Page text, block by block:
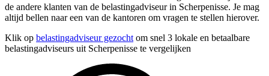
de andere klanten van de belastingadviseur in Scherpenisse. Je mag
altijd bellen naar een van de kantoren om vragen te stellen hierover.
Klik op belastingadviseur gezocht om snel 3 lokale en betaalbare
belastingadviseurs uit Scherpenisse te vergelijken